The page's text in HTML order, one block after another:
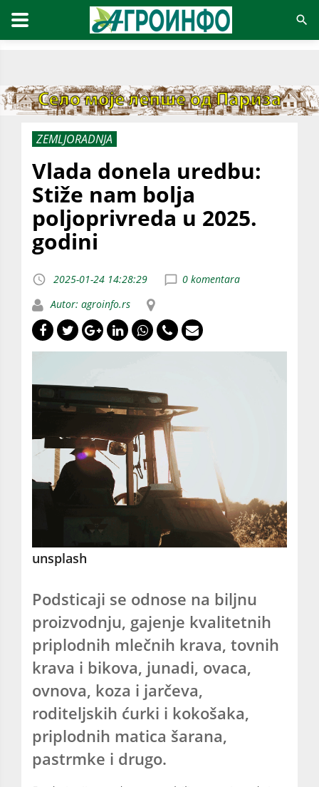
ZEMLJORADNJA
Vlada donela uredbu:
Stiže nam bolja
poljoprivreda u 2025.
godini
2025-01-24 14:28:29
0 komentara
Autor: agroinfo.rs
unsplash
Podsticaji se odnose na biljnu
proizvodnju, gajenje kvalitetnih
priplodnih mlečnih krava, tovnih
krava i bikova, junadi, ovaca,
ovnova, koza i jarčeva,
roditeljskih ćurki i kokošaka,
priplodnih matica šarana,
pastrmke i drugo.